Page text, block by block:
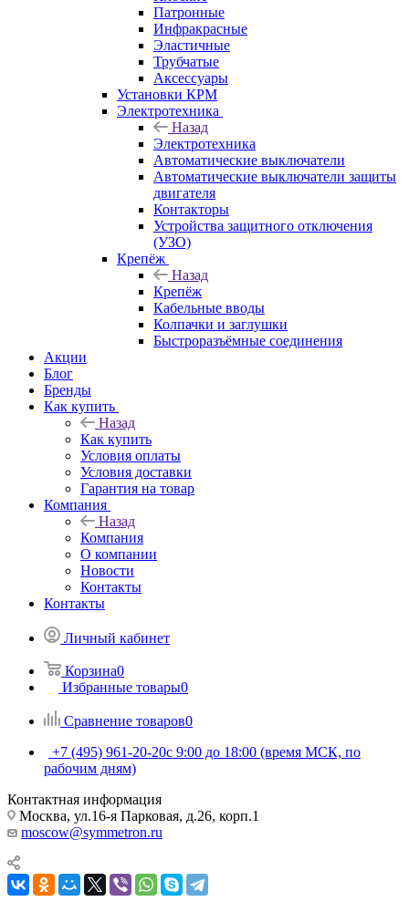
Патронные
Инфракрасные
Эластичные
Трубчатые
Аксессуары
Установки КРМ
Электротехника
Назад
Электротехника
Автоматические выключатели
Автоматические выключатели защиты
двигателя
Контакторы
Устройства защитного отключения
(УЗО)
Крепёж
Назад
Крепёж
Кабельные вводы
Колпачки и заглушки
Быстроразъёмные соединения
Акции
Блог
Бренды
Как купить
Назад
Как купить
Условия оплаты
Условия доставки
Гарантия на товар
Компания
Назад
Компания
О компании
Новости
Контакты
Контакты
Личный кабинет
Корзина0
Избранные товары0
Сравнение товаров0
+7 (495) 961-20-20с 9:00 до 18:00 (время МСК, по
рабочим дням)
Контактная информация
Москва, ул.16-я Парковая, д.26, корп.1
moscow@symmetron.ru